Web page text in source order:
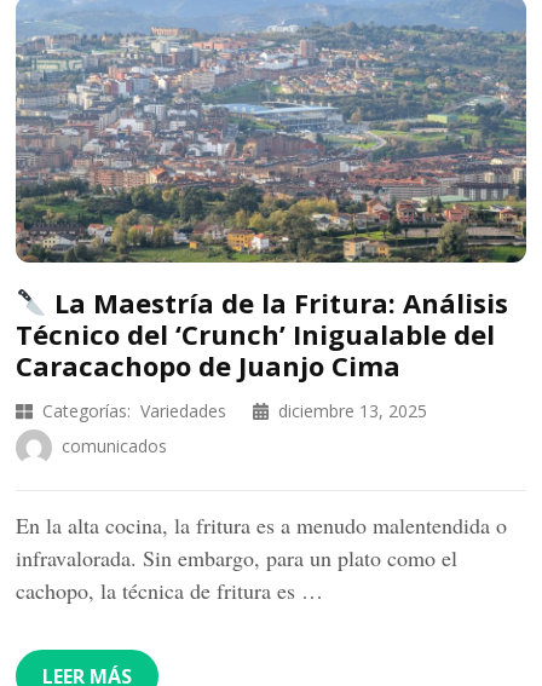
La Maestría de la Fritura: Análisis
Técnico del ‘Crunch’ Inigualable del
Caracachopo de Juanjo Cima
Categorías: Variedades
diciembre 13, 2025
comunicados
En la alta cocina, la fritura es a menudo malentendida o
infravalorada. Sin embargo, para un plato como el
cachopo, la técnica de fritura es …
LEER MÁS